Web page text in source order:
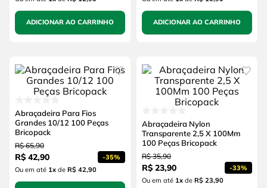
ADICIONAR AO CARRINHO ADICIONAR AO CARRINHO
Abraçadeira Para Fios
Grandes 10/12 100 Peças
Bricopack
R$ 65,90
R$ 42,90 -35%
Ou em até 1xde R$ 42,90
Abraçadeira Nylon
Transparente 2,5 X 100Mm
100 Peças Bricopack
R$ 35,90
R$ 23,90 -33%
Ou em até 1xde R$ 23,90